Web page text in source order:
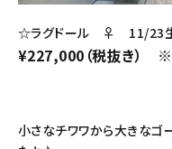
☆ラグドール ♀ 11/23生
¥227,000（税抜き）
小さなチワワから大きなゴ